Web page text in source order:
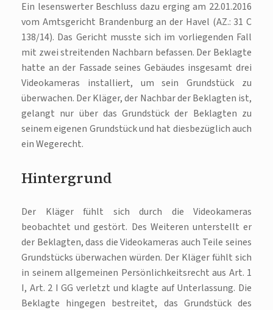
Ein lesenswerter Beschluss dazu erging am 22.01.2016
vom Amtsgericht Brandenburg an der Havel (AZ.: 31 C
138/14). Das Gericht musste sich im vorliegenden Fall
mit zwei streitenden Nachbarn befassen. Der Beklagte
hatte an der Fassade seines Gebäudes insgesamt drei
Videokameras installiert, um sein Grundstück zu
überwachen. Der Kläger, der Nachbar der Beklagten ist,
gelangt nur über das Grundstück der Beklagten zu
seinem eigenen Grundstück und hat diesbezüglich auch
ein Wegerecht.
Hintergrund
Der Kläger fühlt sich durch die Videokameras
beobachtet und gestört. Des Weiteren unterstellt er
der Beklagten, dass die Videokameras auch Teile seines
Grundstücks überwachen würden. Der Kläger fühlt sich
in seinem allgemeinen Persönlichkeitsrecht aus Art. 1
I, Art. 2 I GG verletzt und klagte auf Unterlassung. Die
Beklagte hingegen bestreitet, das Grundstück des